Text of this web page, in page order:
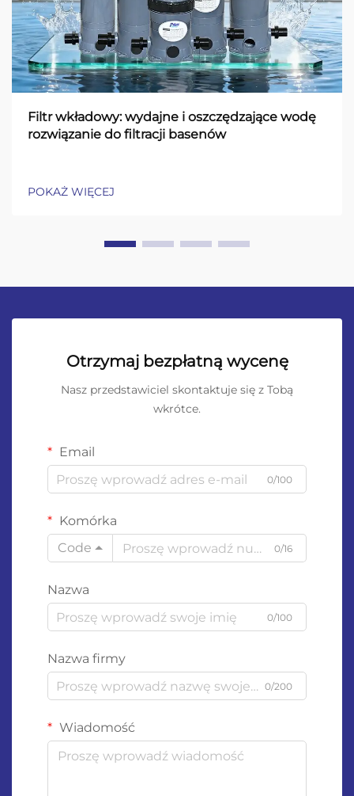
Filtr wkładowy: wydajne i oszczędzające wodę
rozwiązanie do filtracji basenów
POKAŻ WIĘCEJ
Otrzymaj bezpłatną wycenę
Nasz przedstawiciel skontaktuje się z Tobą
wkrótce.
Email
0/100
Komórka
Code
0/16
Nazwa
0/100
Nazwa firmy
0/200
Wiadomość